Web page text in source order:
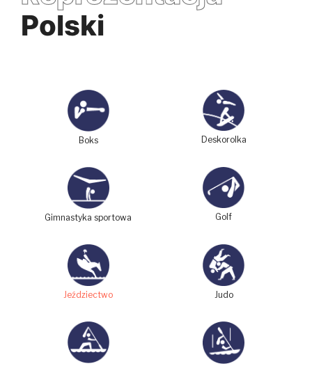
Polski
Boks Deskorolka
Gimnastyka sportowa Golf
Jeździectwo Judo